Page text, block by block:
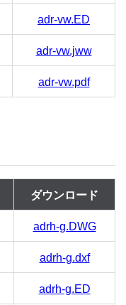
adr-vw.ED
adr-vw.jww
adr-vw.pdf
ダウンロード
adrh-g.DWG
adrh-g.dxf
adrh-g.ED